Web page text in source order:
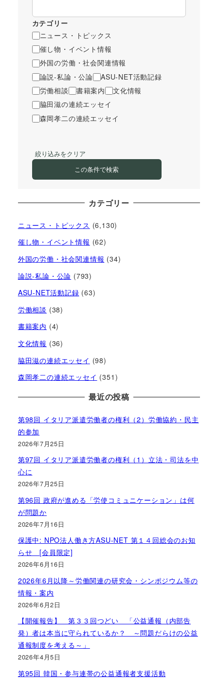
カテゴリー
ニュース・トピックス
催し物・イベント情報
外国の労働・社会関連情報
論説-私論・公論
ASU-NET活動記録
労働相談
書籍案内
文化情報
脇田滋の連続エッセイ
森岡孝二の連続エッセイ
絞り込みをクリア
この条件で検索
カテゴリー
ニュース・トピックス (6,130)
催し物・イベント情報 (62)
外国の労働・社会関連情報 (34)
論説-私論・公論 (793)
ASU-NET活動記録 (63)
労働相談 (38)
書籍案内 (4)
文化情報 (36)
脇田滋の連続エッセイ (98)
森岡孝二の連続エッセイ (351)
最近の投稿
第98回 イタリア派遣労働者の権利（2）労働協約・民主
的参加
2026年7月25日
第97回 イタリア派遣労働者の権利（1）立法・司法を中
心に
2026年7月25日
第96回 政府が進める「労使コミュニケーション」は何
が問題か
2026年7月16日
保護中: NPO法人働き方ASU-NET 第１４回総会のお知
らせ [会員限定]
2026年6月16日
2026年6月以降～労働関連の研究会・シンポジウム等の
情報・案内
2026年6月2日
【開催報告】 第３３回つどい 「公益通報（内部告
発）者は本当に守られているか？ ～問題だらけの公益
通報制度を考える～」
2026年4月5日
第95回 韓国・参与連帯の公益通報者支援活動